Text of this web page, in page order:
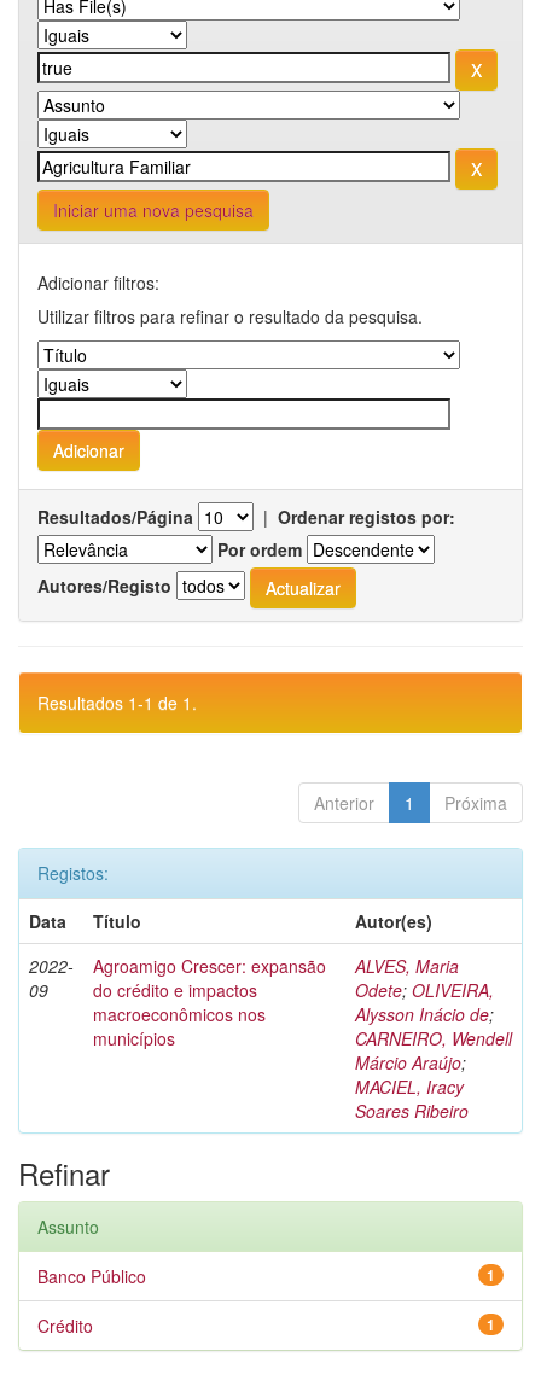
Iniciar uma nova pesquisa
Adicionar filtros:
Utilizar filtros para refinar o resultado da pesquisa.
Resultados/Página | Ordenar registos por:
Por ordem
Autores/Registo
Resultados 1-1 de 1.
Anterior 1 Próxima
Registos:
Data
Título
Autor(es)
2022-
09
Agroamigo Crescer: expansão
do crédito e impactos
macroeconômicos nos
municípios
ALVES, Maria
Odete; OLIVEIRA,
Alysson Inácio de;
CARNEIRO, Wendell
Márcio Araújo;
MACIEL, Iracy
Soares Ribeiro
Refinar
Assunto
1
Banco Público
1
Crédito